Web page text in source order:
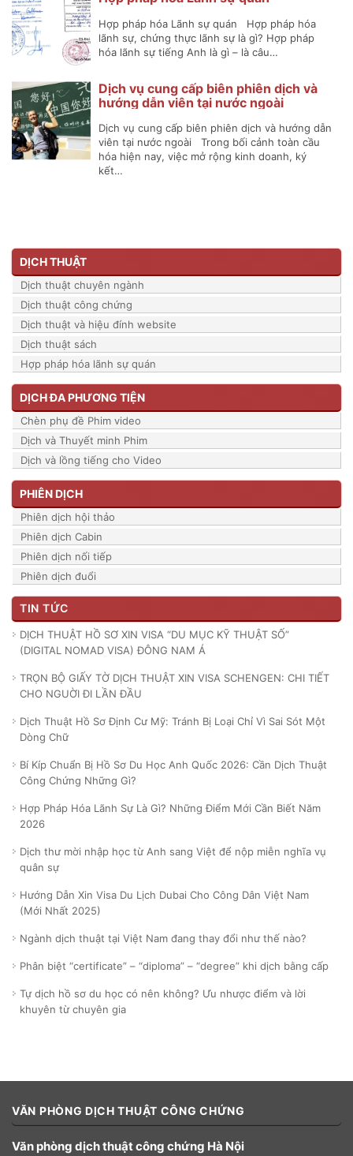
Hợp pháp hóa Lãnh sự quán Hợp pháp hóa
lãnh sự, chứng thực lãnh sự là gì? Hợp pháp
hóa lãnh sự tiếng Anh là gì – là câu…
Dịch vụ cung cấp biên phiên dịch và
hướng dẫn viên tại nước ngoài
Dịch vụ cung cấp biên phiên dịch và hướng dẫn
viên tại nước ngoài Trong bối cảnh toàn cầu
hóa hiện nay, việc mở rộng kinh doanh, ký
kết…
DỊCH THUẬT
Dịch thuật chuyên ngành
Dịch thuật công chứng
Dịch thuật và hiệu đính website
Dịch thuật sách
Hợp pháp hóa lãnh sự quán
DỊCH ĐA PHƯƠNG TIỆN
Chèn phụ đề Phim video
Dịch và Thuyết minh Phim
Dịch và lồng tiếng cho Video
PHIÊN DỊCH
Phiên dịch hội thảo
Phiên dịch Cabin
Phiên dịch nối tiếp
Phiên dịch đuổi
TIN TỨC
DỊCH THUẬT HỒ SƠ XIN VISA “DU MỤC KỸ THUẬT SỐ”
(DIGITAL NOMAD VISA) ĐÔNG NAM Á
TRỌN BỘ GIẤY TỜ DỊCH THUẬT XIN VISA SCHENGEN: CHI TIẾT
CHO NGUỜI ĐI LẦN ĐẦU
Dịch Thuật Hồ Sơ Định Cư Mỹ: Tránh Bị Loại Chỉ Vì Sai Sót Một
Dòng Chữ
Bí Kíp Chuẩn Bị Hồ Sơ Du Học Anh Quốc 2026: Cần Dịch Thuật
Công Chứng Những Gì?
Hợp Pháp Hóa Lãnh Sự Là Gì? Những Điểm Mới Cần Biết Năm
2026
Dịch thư mời nhập học từ Anh sang Việt để nộp miễn nghĩa vụ
quân sự
Hướng Dẫn Xin Visa Du Lịch Dubai Cho Công Dân Việt Nam
(Mới Nhất 2025)
Ngành dịch thuật tại Việt Nam đang thay đổi như thế nào?
Phân biệt “certificate” – “diploma” – “degree” khi dịch bằng cấp
Tự dịch hồ sơ du học có nên không? Ưu nhược điểm và lời
khuyên từ chuyên gia
VĂN PHÒNG DỊCH THUẬT CÔNG CHỨNG
Văn phòng dịch thuật công chứng Hà Nội